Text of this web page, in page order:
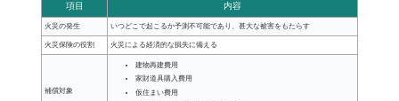
項目 内容
火災の発生 いつどこで起こるか予測不可能であり、甚大な被害をもたらす
火災保険の役割 火災による経済的な損失に備える
補償対象
建物再建費用
家財道具購入費用
仮住まい費用